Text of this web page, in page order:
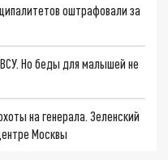
оштрафовали за
Но беды для малышей не
на генерала. Зеленский
Москвы